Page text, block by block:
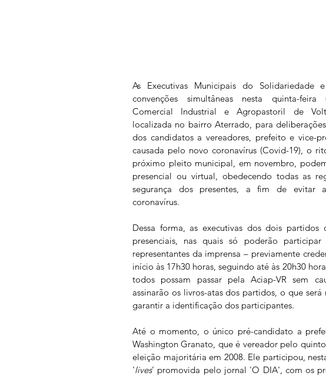
As Executivas Municipais do Solidariedade
convenções simultâneas nesta quinta-feira
Comercial Industrial e Agropastoril de
localizada no bairro Aterrado, para
dos candidatos a vereadores, prefeito e vice-
causada pelo novo coronavírus (Covid-19), o
próximo pleito municipal, em novembro,
presencial ou virtual, obedecendo todas as
segurança dos presentes, a fim de evitar
coronavírus.
Dessa forma, as executivas dos dois partidos
presenciais, nas quais só poderão participar
representantes da imprensa – previamente
início às 17h30 horas, seguindo até às 20h30
todos possam passar pela Aciap-VR sem
assinarão os livros-atas dos partidos, o que
garantir a identificação dos participantes.
Até o momento, o único pré-candidato a
Washington Granato, que é vereador pelo
eleição majoritária em 2008. Ele participou,
'lives' promovida pelo jornal 'O DIA', com os